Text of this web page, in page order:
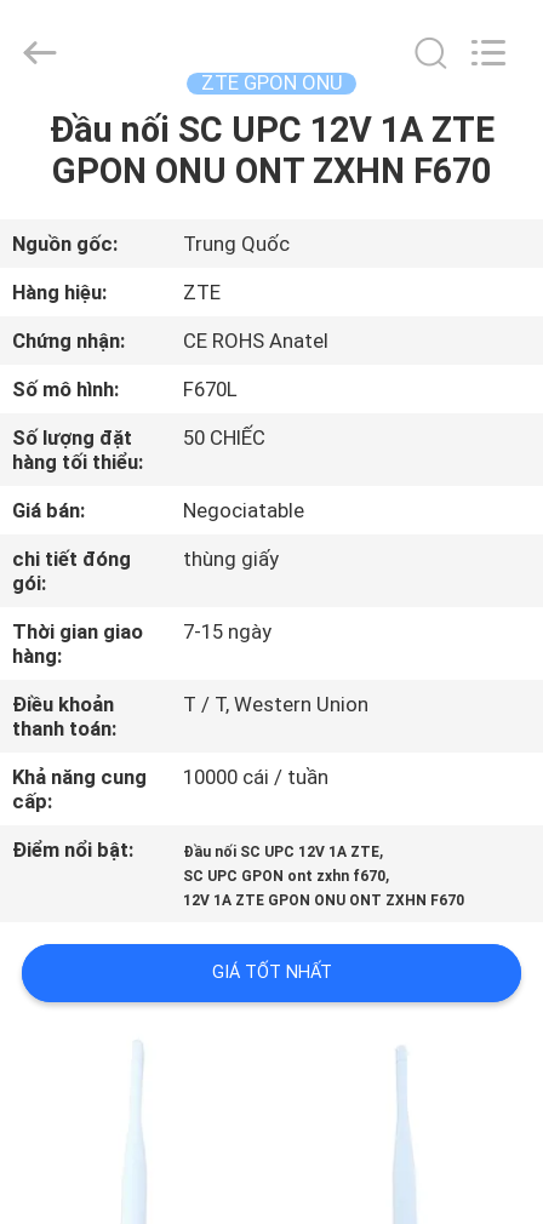
TRANG
CHỦ
CÁC
SẢN
PHẨM
VỀ
CHÚNG
THAM
NHÀ
MÁY
KIỂM
SOÁT
CHẤT
LIÊN
HỆ
LIMITED.
Reserved.
ZTE GPON ONU
Đầu nối SC UPC 12V 1A ZTE
GPON ONU ONT ZXHN F670
Nguồn gốc:
Trung Quốc
Hàng hiệu:
ZTE
Chứng nhận:
CE ROHS Anatel
Số mô hình:
F670L
Số lượng đặt
hàng tối thiểu:
50 CHIẾC
Giá bán:
Negociatable
chi tiết đóng
gói:
thùng giấy
Thời gian giao
hàng:
7-15 ngày
Điều khoản
thanh toán:
T / T, Western Union
Khả năng cung
cấp:
10000 cái / tuần
Điểm nổi bật: Đầu nối SC UPC 12V 1A ZTE,
SC UPC GPON ont zxhn f670,
12V 1A ZTE GPON ONU ONT ZXHN F670
GIÁ TỐT NHẤT